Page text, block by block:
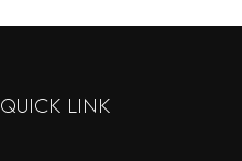
QUICK LINK